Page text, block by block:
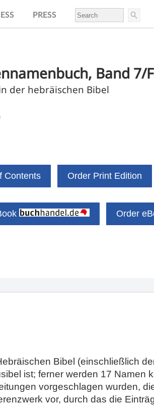
PRESS
Band 7/
der hebräischen Bibel
Contents Order Print Edition
Order
Bibel (einschließlich
ist; ferner werden 17 Namen
vorgeschlagen wurden,
vor, durch das die